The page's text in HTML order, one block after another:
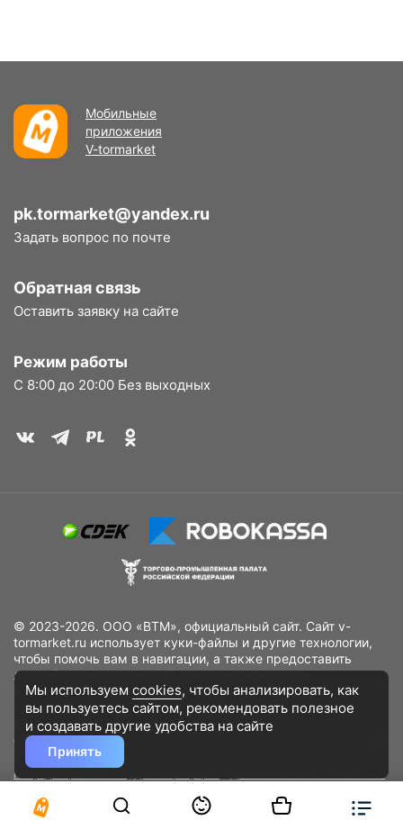
Мобильные
приложения
V-tormarket
pk.tormarket@yandex.ru
Задать вопрос по почте
Обратная связь
Оставить заявку на сайте
Режим работы
С 8:00 до 20:00 Без выходных
© 2023-2026. ООО «ВТМ», официальный сайт. Сайт v-
tormarket.ru использует куки-файлы и другие технологии,
чтобы помочь вам в навигации, а также предоставить
лучший пользовательский опыт, анализировать
использование наших продуктов и услуг, повысить
качество рекламных и маркетинговых активностей. Если
Вы не хотите, чтобы Ваши пользовательские данные
обрабатывались, пожалуйста, ограничьте их использование
в своём браузере.
конфиденциальности
Разработано DST Global
Мы используем cookies, чтобы анализировать, как
вы пользуетесь сайтом, рекомендовать полезное
и создавать другие удобства на сайте
Принять